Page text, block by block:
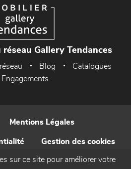
réseau Gallery Tendances
réseau Blog
Catalogues
Engagements
Mentions Légales
Gestion des cookies
Contact
sur ce site pour améliorer votre